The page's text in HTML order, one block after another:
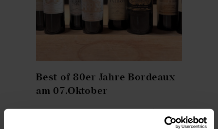
Best of 80er Jahre Bordeaux
am 07.Oktober
Von den ikonischen Premier Crus Château
Margaux, Château Haut-Brion und Château